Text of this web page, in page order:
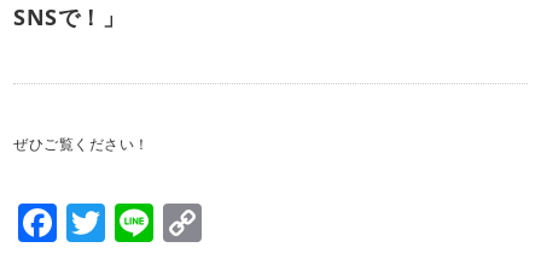
SNSで！」
ぜひご覧ください！
Facebook
Twitter
Line